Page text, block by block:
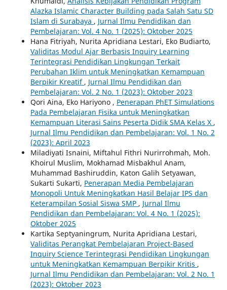
Alazka Islamic Character Building pada Salah Satu SD
Islam di Surabaya , Jurnal Ilmu Pendidikan dan
Pembelajaran: Vol. 4 No. 1 (2025): Oktober 2025
Hana Fitriyah, Nurita Apridiana Lestari, Eko Budiarto,
Validitas Modul Ajar Berbasis Inquiry Learning
Terintegrasi Pendidikan Lingkungan Terkait
Perubahan Iklim untuk Meningkatkan Kemampuan
Berpikir Kreatif , Jurnal Ilmu Pendidikan dan
Pembelajaran: Vol. 2 No. 1 (2023): Oktober 2023
Qori Aina, Eko Hariyono , Penerapan PhET Simulations
Pada Pembelajaran Fisika untuk Meningkatkan
Kemampuan Literasi Sains Peserta Didik SMA Kelas X ,
Jurnal Ilmu Pendidikan dan Pembelajaran: Vol. 1 No. 2
(2023): April 2023
Miladiyati Isnaini, Miftahul Fithri Nurirrohmah, Moh.
Khoirul Muslim, Mokhamad Misbakhul Anam,
Muhammad Bashiruddin, Katon Galih Setyawan,
Sukarti Sukarti, Penerapan Media Pembelajaran
Monopoli Untuk Meningkatkan Hasil Belajar IPS dan
Keterampilan Sosial Siswa SMP , Jurnal Ilmu
Pendidikan dan Pembelajaran: Vol. 4 No. 1 (2025):
Oktober 2025
Kartika Septyaningrum, Nurita Apridiana Lestari,
Validitas Perangkat Pembelajaran Project-Based
Inquiry Science Terintegrasi Pendidikan Lingkungan
untuk Meningkatkan Kemampuan Berpikir Kritis ,
Jurnal Ilmu Pendidikan dan Pembelajaran: Vol. 2 No. 1
(2023): Oktober 2023